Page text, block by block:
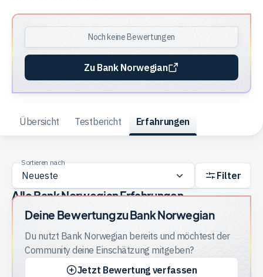
ETF
Krypto
Banking
Trading
Rohstoffe
Finanzen
Anleihen
Übersicht Testbericht Erfahrungen
Noch keine Bewertungen
Zu Bank Norwegian
Sortieren nach
Filter
Alle Bank Norwegian Erfahrungen
Deine Bewertung zuBank Norwegian
Du nutzt Bank Norwegian bereits und möchtest der
Community deine Einschätzung mitgeben?
Jetzt Bewertung verfassen